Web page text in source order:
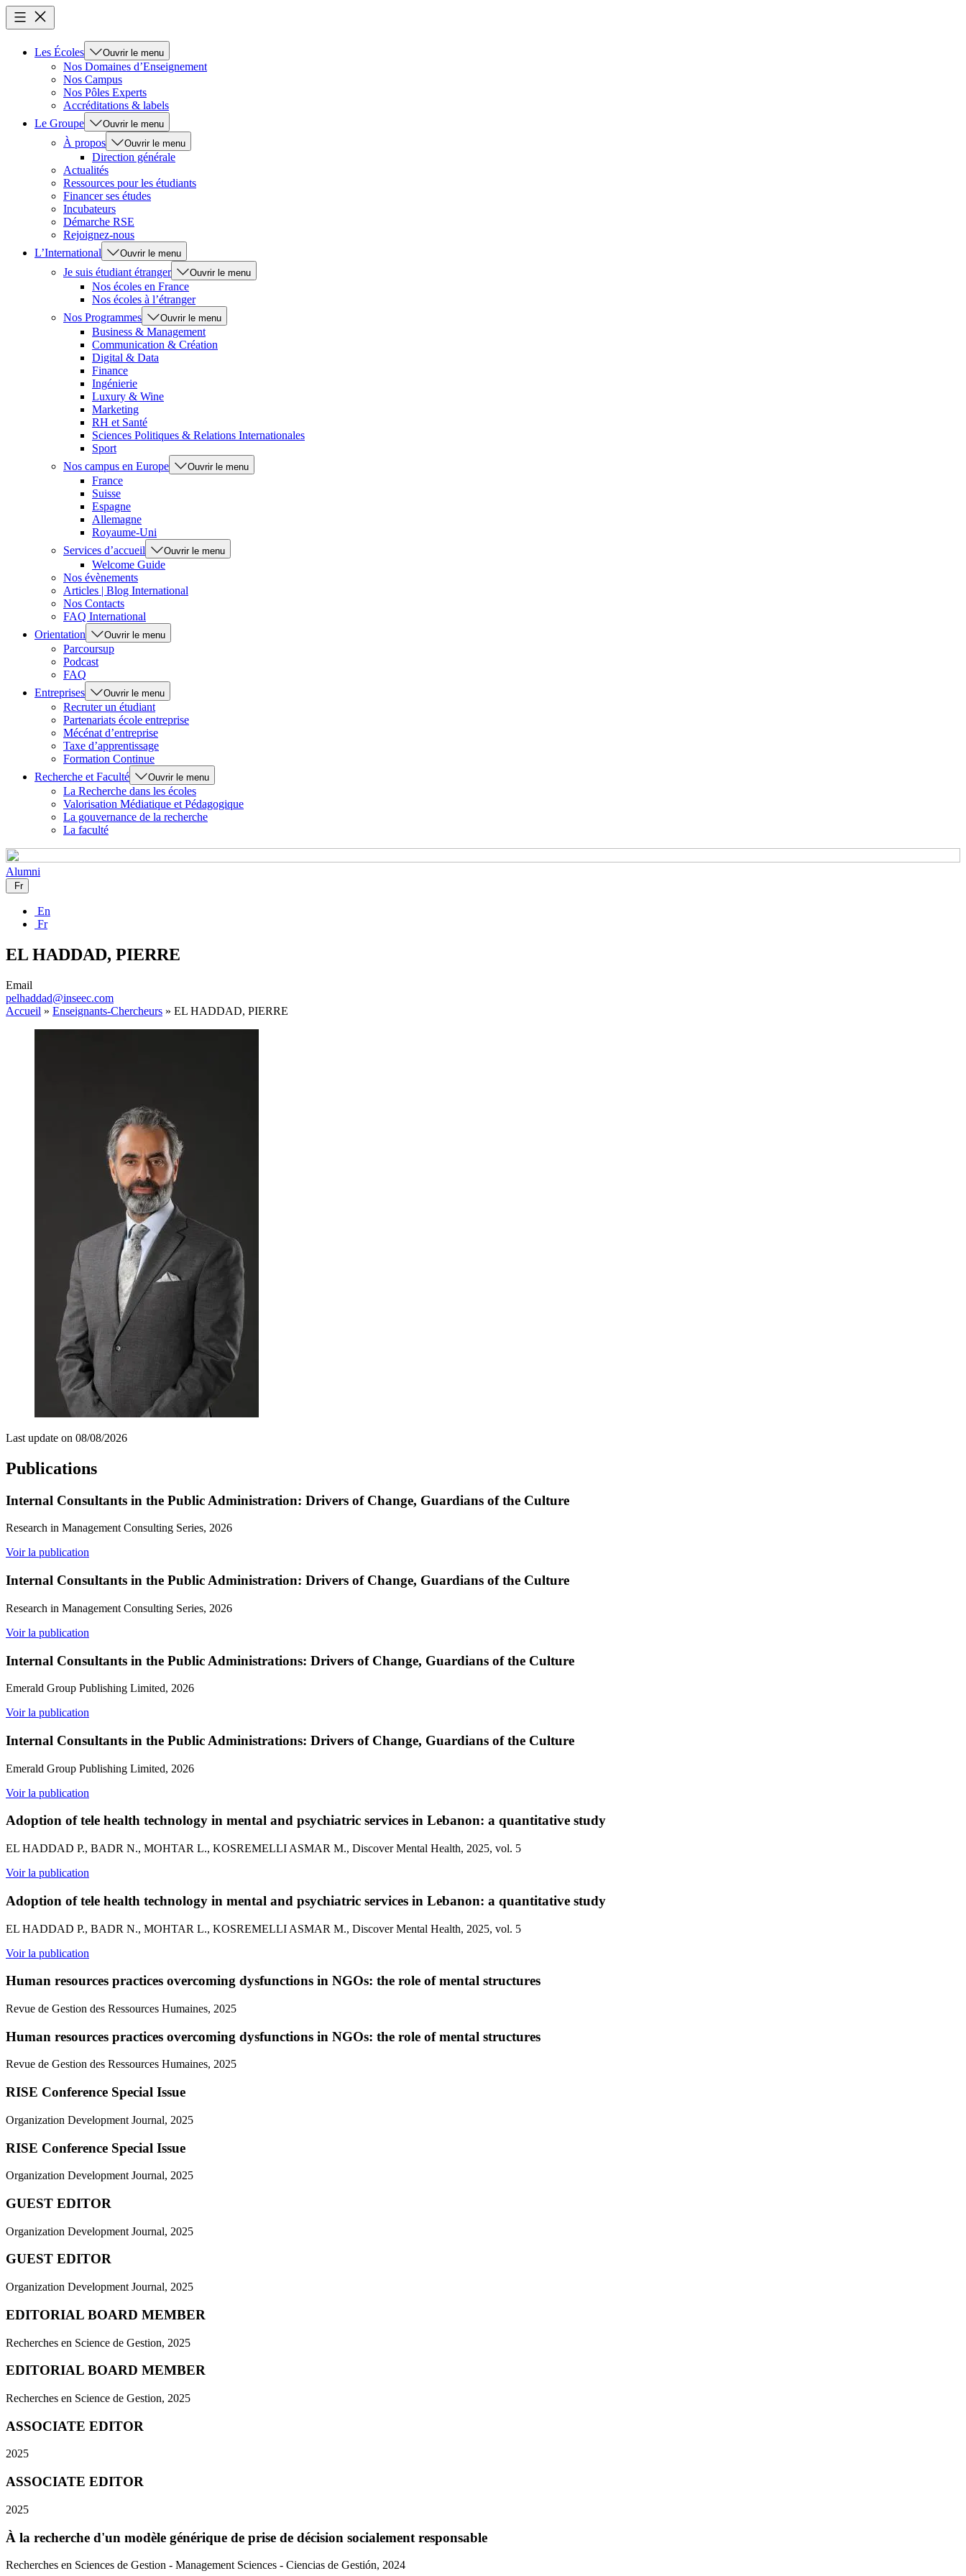
Les Écoles Ouvrir le menu
Nos Domaines d’Enseignement
Nos Campus
Nos Pôles Experts
Accréditations & labels
Le Groupe
Ouvrir le menu
À propos Ouvrir le menu
Direction générale
Actualités
Ressources pour les étudiants
Financer ses études
Incubateurs
Démarche RSE
Rejoignez-nous
L’International
Ouvrir le menu
Je suis étudiant étranger Ouvrir le menu
Nos écoles en France
Nos écoles à l’étranger
Nos Programmes
Ouvrir le menu
Business & Management
Communication & Création
Digital & Data
Finance
Ingénierie
Luxury & Wine
Marketing
RH et Santé
Sciences Politiques & Relations Internationales
Sport
Nos campus en Europe
Ouvrir le menu
France
Suisse
Espagne
Allemagne
Royaume-Uni
Services d’accueil
Ouvrir le menu
Welcome Guide
Nos évènements
Articles | Blog International
Nos Contacts
FAQ International
Orientation
Ouvrir le menu
Parcoursup
Podcast
FAQ
Entreprises
Ouvrir le menu
Recruter un étudiant
Partenariats école entreprise
Mécénat d’entreprise
Taxe d’apprentissage
Formation Continue
Recherche et Faculté
Ouvrir le menu
La Recherche dans les écoles
Valorisation Médiatique et Pédagogique
La gouvernance de la recherche
La faculté
Alumni
Fr
En
Fr
EL HADDAD, PIERRE
Email
pelhaddad@inseec.com
Accueil » Enseignants-Chercheurs » EL HADDAD, PIERRE
Last update on 08/08/2026
Publications
Internal Consultants in the Public Administration: Drivers of Change, Guardians of the Culture
Research in Management Consulting Series, 2026
Voir la publication
Internal Consultants in the Public Administration: Drivers of Change, Guardians of the Culture
Research in Management Consulting Series, 2026
Voir la publication
Internal Consultants in the Public Administrations: Drivers of Change, Guardians of the Culture
Emerald Group Publishing Limited, 2026
Voir la publication
Internal Consultants in the Public Administrations: Drivers of Change, Guardians of the Culture
Emerald Group Publishing Limited, 2026
Voir la publication
Adoption of tele health technology in mental and psychiatric services in Lebanon: a quantitative study
EL HADDAD P., BADR N., MOHTAR L., KOSREMELLI ASMAR M., Discover Mental Health, 2025, vol. 5
Voir la publication
Adoption of tele health technology in mental and psychiatric services in Lebanon: a quantitative study
EL HADDAD P., BADR N., MOHTAR L., KOSREMELLI ASMAR M., Discover Mental Health, 2025, vol. 5
Voir la publication
Human resources practices overcoming dysfunctions in NGOs: the role of mental structures
Revue de Gestion des Ressources Humaines, 2025
Human resources practices overcoming dysfunctions in NGOs: the role of mental structures
Revue de Gestion des Ressources Humaines, 2025
RISE Conference Special Issue
Organization Development Journal, 2025
RISE Conference Special Issue
Organization Development Journal, 2025
GUEST EDITOR
Organization Development Journal, 2025
GUEST EDITOR
Organization Development Journal, 2025
EDITORIAL BOARD MEMBER
Recherches en Science de Gestion, 2025
EDITORIAL BOARD MEMBER
Recherches en Science de Gestion, 2025
ASSOCIATE EDITOR
2025
ASSOCIATE EDITOR
2025
À la recherche d'un modèle générique de prise de décision socialement responsable
Recherches en Sciences de Gestion - Management Sciences - Ciencias de Gestión, 2024